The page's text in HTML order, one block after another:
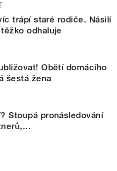
trápí staré rodiče. Násilí
odhaluje
Obětí domácího
šestá žena
Stoupá pronásledování